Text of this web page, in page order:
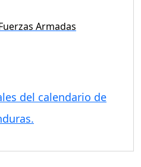
Armadas
del calendario de